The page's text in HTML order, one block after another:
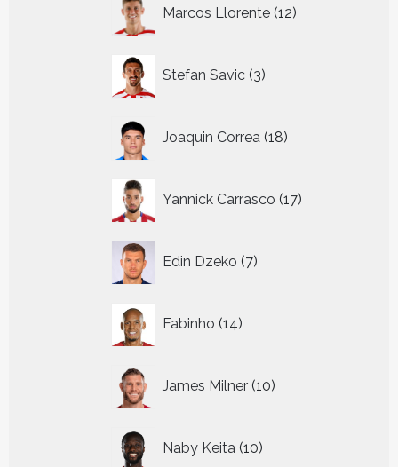
Marcos Llorente 12
producten
Stefan Savic 3
producten
Joaquin Correa 18
producten
Yannick Carrasco 17
producten
Edin Dzeko 7
producten
Fabinho 14
producten
James Milner 10
producten
Naby Keita 10
producten